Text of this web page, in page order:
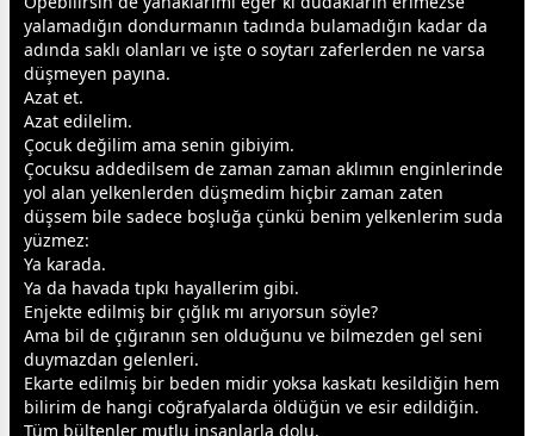
yalamadığın dondurmanın tadında bulamadığın kadar da
adında saklı olanları ve işte o soytarı zaferlerden ne varsa
düşmeyen payına.
Azat et.
Azat edilelim.
Çocuk değilim ama senin gibiyim.
Çocuksu addedilsem de zaman zaman aklımın enginlerinde
yol alan yelkenlerden düşmedim hiçbir zaman zaten
düşsem bile sadece boşluğa çünkü benim yelkenlerim suda
yüzmez:
Ya karada.
Ya da havada tıpkı hayallerim gibi.
Enjekte edilmiş bir çığlık mı arıyorsun söyle?
Ama bil de çığıranın sen olduğunu ve bilmezden gel seni
duymazdan gelenleri.
Ekarte edilmiş bir beden midir yoksa kaskatı kesildiğin hem
bilirim de hangi coğrafyalarda öldüğün ve esir edildiğin.
Tüm bültenler mutlu insanlarla dolu.